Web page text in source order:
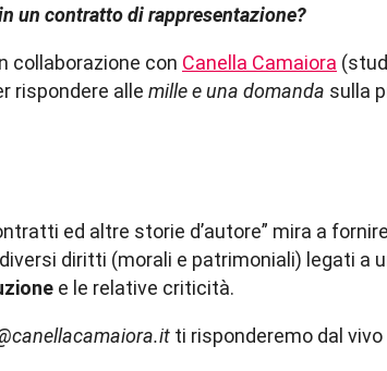
un contratto di rappresentazione?
collaborazione con Canella Camaiora
rispondere alle mille e una domanda sulla
ed altre storie d’autore” mira a
diritti (morali e patrimoniali) legati
e le relative criticità.
ti risponderemo dal vivo